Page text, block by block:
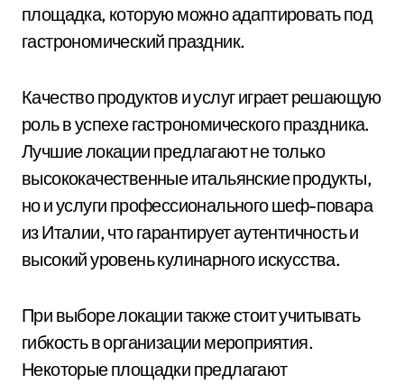
площадка, которую можно адаптировать под
гастрономический праздник.
Качество продуктов и услуг играет решающую
роль в успехе гастрономического праздника.
Лучшие локации предлагают не только
высококачественные итальянские продукты,
но и услуги профессионального шеф-повара
из Италии, что гарантирует аутентичность и
высокий уровень кулинарного искусства.
При выборе локации также стоит учитывать
гибкость в организации мероприятия.
Некоторые площадки предлагают